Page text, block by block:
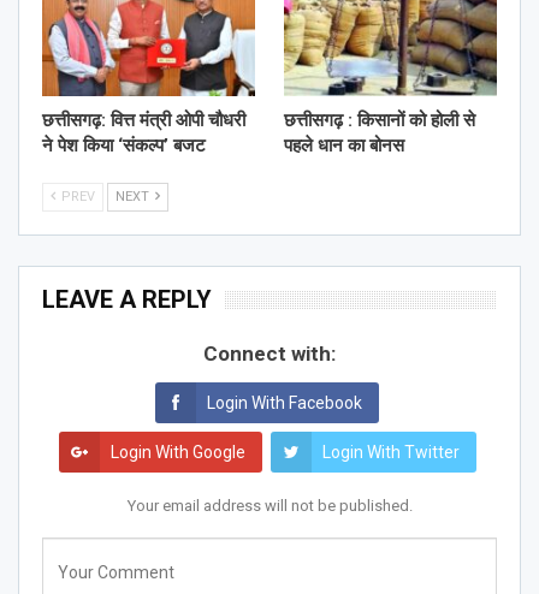
छत्तीसगढ़: वित्त मंत्री ओपी चौधरी
ने पेश किया ‘संकल्प’ बजट
छत्तीसगढ़ : किसानों को होली से
पहले धान का बोनस
PREV NEXT
LEAVE A REPLY
Connect with:
Login With Facebook
Login With Google Login With Twitter
Your email address will not be published.